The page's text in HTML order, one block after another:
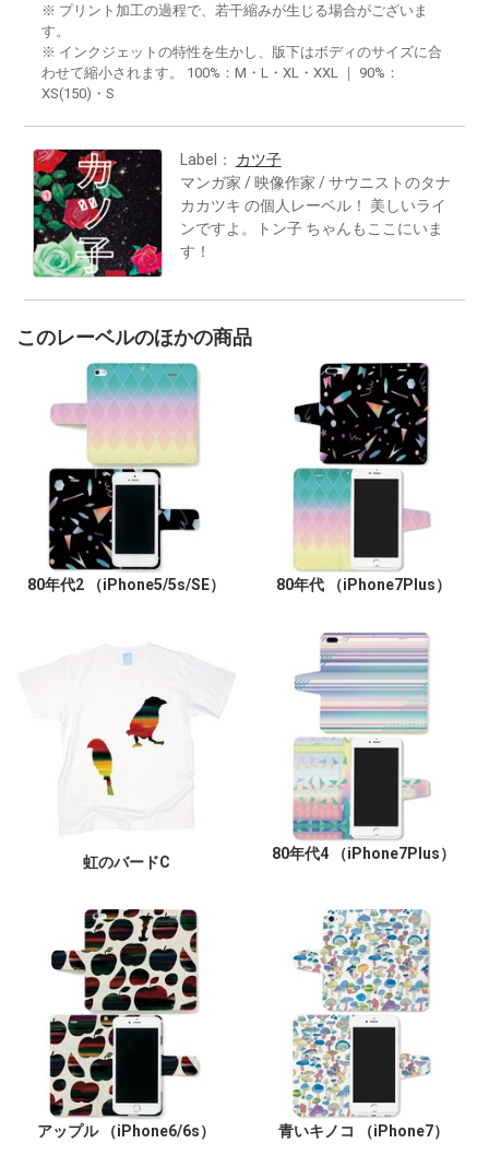
※ プリント加工の過程で、若干縮みが生じる場合がございま
す。
※ インクジェットの特性を生かし、版下はボディのサイズに合
わせて縮小されます。 100%：M・L・XL・XXL ｜ 90%：
XS(150)・S
Label： カツ子
マンガ家 / 映像作家 / サウニストのタナ
カカツキ の個人レーベル！ 美しいライ
ンですよ。トン子 ちゃんもここにいま
す！
このレーベルのほかの商品
80年代2 （iPhone5/5s/SE） 80年代 （iPhone7Plus）
虹のバードC
80年代4 （iPhone7Plus）
アップル （iPhone6/6s） 青いキノコ （iPhone7）